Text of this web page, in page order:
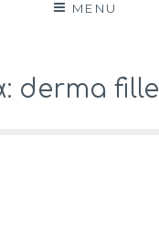
MENU
derma